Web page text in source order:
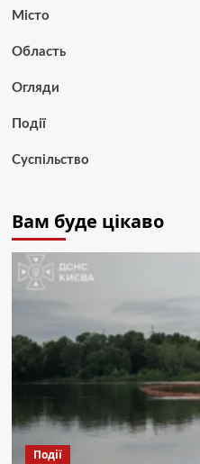
Місто
Область
Огляди
Події
Суспільство
Вам буде цікаво
Події